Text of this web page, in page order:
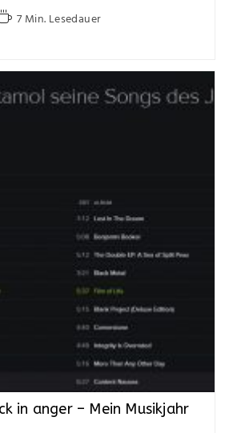
7 Min. Lesedauer
in anger – Mein Musikjahr